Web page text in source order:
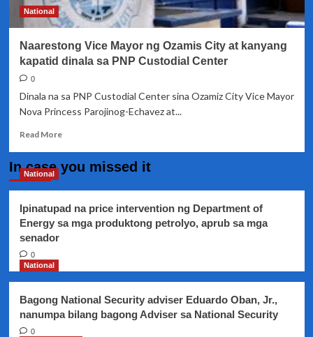
PNP
Region
National
Naarestong Vice Mayor ng Ozamis City at kanyang
kapatid dinala sa PNP Custodial Center
0
Dinala na sa PNP Custodial Center sina Ozamiz City Vice Mayor
Nova Princess Parojinog-Echavez at...
Read MoreRead
Naarestong
ng
Ozamis
sa
PNP
In case you missed it
National
Ipinatupad na price intervention ng Department of
Energy sa mga produktong petrolyo, aprub sa mga
senador
0
National
Bagong National Security adviser Eduardo Oban, Jr.,
nanumpa bilang bagong Adviser sa National Security
0